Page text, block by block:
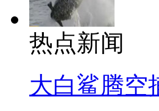
热点新闻
大白鲨腾空